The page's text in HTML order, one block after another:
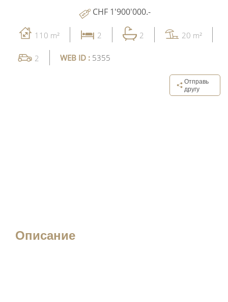
CHF 1'900'000.-
110 m² 2 2 20 m²
2 WEB ID : 5355
Отправь
другу
Описание